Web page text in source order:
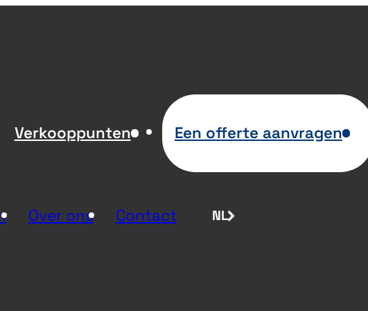
Verkooppunten Een offerte aanvragen
Over ons Contact NL